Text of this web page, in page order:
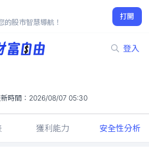
的股市智慧導航！
打開
登入
-1.97%
時間： 2026/08/07 05:30
獲利能力 安全性分析